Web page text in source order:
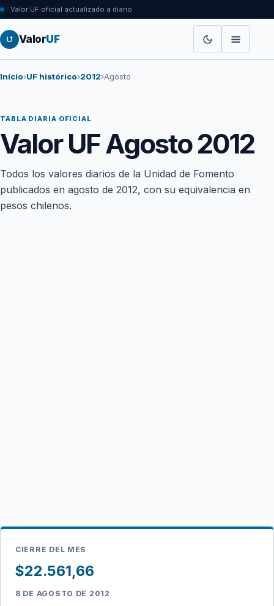
Valor UF oficial actualizado a diario
ValorUF
Inicio›UF histórico›2012›Agosto
TABLA DIARIA OFICIAL
Valor UF Agosto 2012
Todos los valores diarios de la Unidad de Fomento
publicados en agosto de 2012, con su equivalencia en
pesos chilenos.
CIERRE DEL MES
$22.561,66
8 DE AGOSTO DE 2012